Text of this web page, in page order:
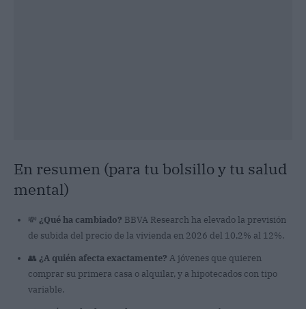
En resumen (para tu bolsillo y tu salud
mental)
💸 ¿Qué ha cambiado? BBVA Research ha elevado la previsión
de subida del precio de la vivienda en 2026 del 10,2% al 12%.
👥 ¿A quién afecta exactamente? A jóvenes que quieren
comprar su primera casa o alquilar, y a hipotecados con tipo
variable.